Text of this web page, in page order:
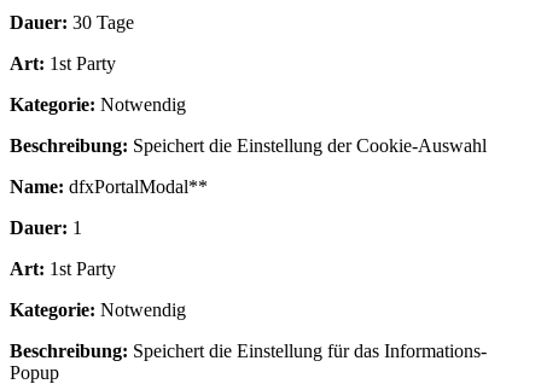
Dauer: 30 Tage
Art: 1st Party
Kategorie: Notwendig
Beschreibung: Speichert die Einstellung der Cookie-Auswahl
Name: dfxPortalModal**
Dauer: 1
Art: 1st Party
Kategorie: Notwendig
Beschreibung: Speichert die Einstellung für das Informations-
Popup